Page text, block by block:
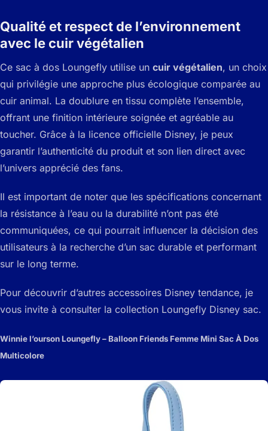
Qualité et respect de l’environnement
avec le cuir végétalien
Ce sac à dos Loungefly utilise un cuir végétalien, un choix
qui privilégie une approche plus écologique comparée au
cuir animal. La doublure en tissu complète l’ensemble,
offrant une finition intérieure soignée et agréable au
toucher. Grâce à la licence officielle Disney, je peux
garantir l’authenticité du produit et son lien direct avec
l’univers apprécié des fans.
Il est important de noter que les spécifications concernant
la résistance à l’eau ou la durabilité n’ont pas été
communiquées, ce qui pourrait influencer la décision des
utilisateurs à la recherche d’un sac durable et performant
sur le long terme.
Pour découvrir d’autres accessoires Disney tendance, je
vous invite à consulter la collection Loungefly Disney sac.
Winnie l’ourson Loungefly – Balloon Friends Femme Mini Sac À Dos
Multicolore